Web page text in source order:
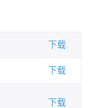
下载
下载
下载